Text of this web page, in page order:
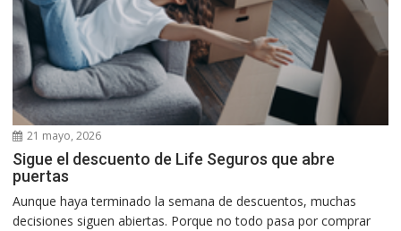
21 mayo, 2026
Sigue el descuento de Life Seguros que abre
puertas
Aunque haya terminado la semana de descuentos, muchas
decisiones siguen abiertas. Porque no todo pasa por comprar